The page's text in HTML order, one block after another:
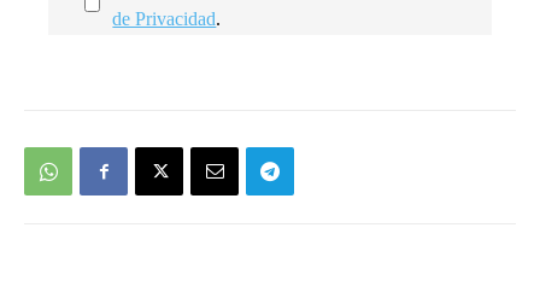
de Privacidad.